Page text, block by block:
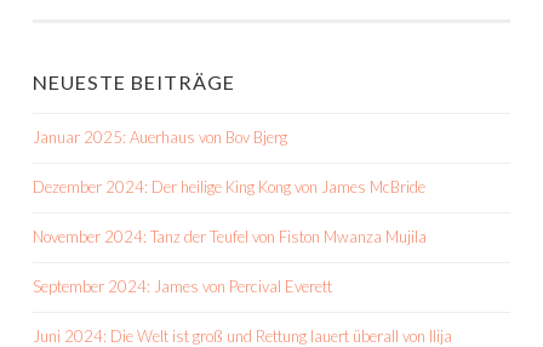
NEUESTE BEITRÄGE
Januar 2025: Auerhaus von Bov Bjerg
Dezember 2024: Der heilige King Kong von James McBride
November 2024: Tanz der Teufel von Fiston Mwanza Mujila
September 2024: James von Percival Everett
Juni 2024: Die Welt ist groß und Rettung lauert überall von Ilija